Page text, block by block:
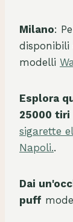
Milano:
disponibili
modelli
Esplora
25000 tiri
sigarette
Napoli..
Dai
puff